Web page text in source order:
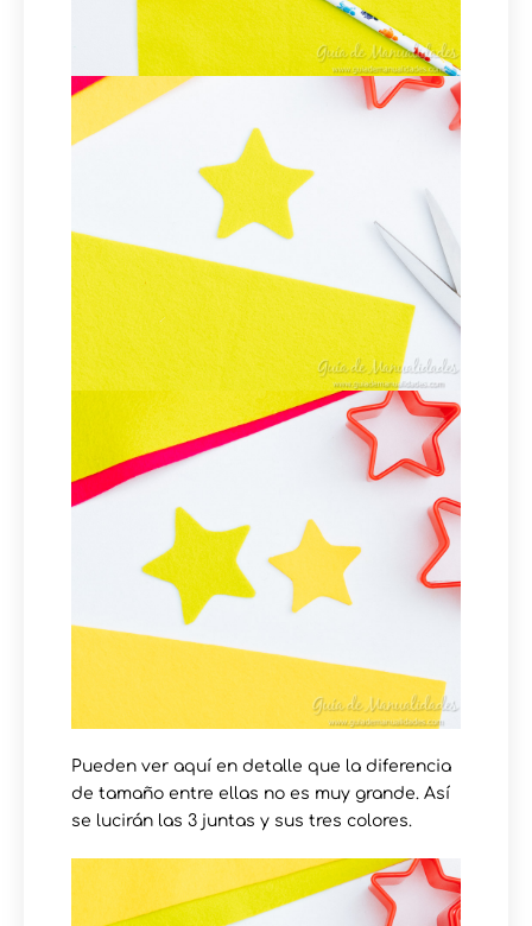
Pueden ver aquí en detalle que la diferencia
de tamaño entre ellas no es muy grande. Así
se lucirán las 3 juntas y sus tres colores.